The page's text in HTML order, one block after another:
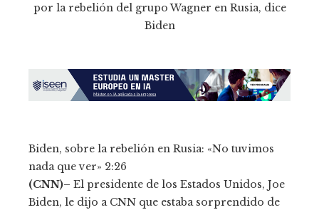
Biden, sobre la rebelión en Rusia: «No tuvimos
nada que ver» 2:26
(CNN)– El presidente de los Estados Unidos, Joe
Biden, le dijo a CNN que estaba sorprendido de